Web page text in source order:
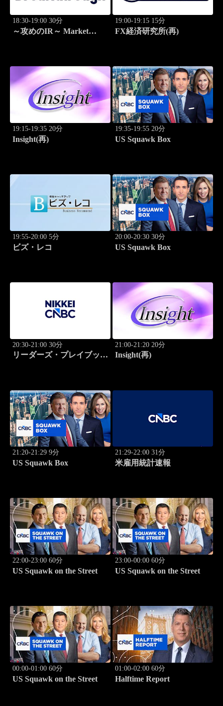
18:30-19:00 30分
～攻めのIR～ Market
19:00-19:15 15分
FX経済研究所(再)
19:15-19:35 20分
Insight(再)
19:35-19:55 20分
US Squawk Box
19:55-20:00 5分
ビズ・レコ
20:00-20:30 30分
US Squawk Box
20:30-21:00 30分
リーダーズ・プレイブック
21:00-21:20 20分
Insight(再)
21:20-21:29 9分
US Squawk Box
21:29-22:00 31分
米雇用統計速報
22:00-23:00 60分
US Squawk on the Street
23:00-00:00 60分
US Squawk on the Street
00:00-01:00 60分
US Squawk on the Street
01:00-02:00 60分
Halftime Report